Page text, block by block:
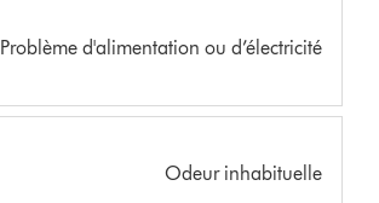
Problème d'alimentation ou d’électricité
Odeur inhabituelle